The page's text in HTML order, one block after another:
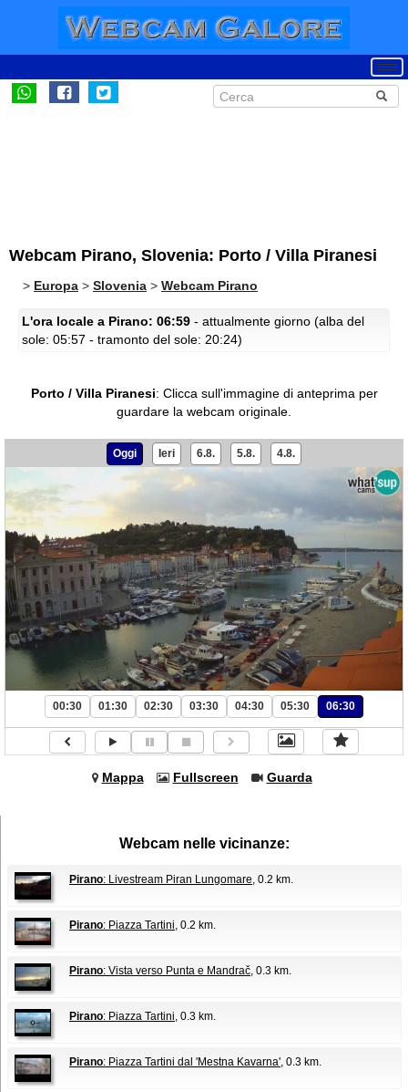
Webcam Pirano, Slovenia: Porto / Villa Piranesi
> Europa > Slovenia > Webcam Pirano
L'ora locale a Pirano: 06:59 - attualmente giorno (alba del
sole: 05:57 - tramonto del sole: 20:24)
Porto / Villa Piranesi: Clicca sull'immagine di anteprima per
guardare la webcam originale.
Oggi Ieri 6.8. 5.8. 4.8.
00:30 01:30 02:30 03:30 04:30 05:30 06:30
Mappa Fullscreen Guarda
Webcam nelle vicinanze:
Pirano: Livestream Piran Lungomare, 0.2 km.
Pirano: Piazza Tartini, 0.2 km.
Pirano: Vista verso Punta e Mandrač, 0.3 km.
Pirano: Piazza Tartini, 0.3 km.
Pirano: Piazza Tartini dal 'Mestna Kavarna', 0.3 km.